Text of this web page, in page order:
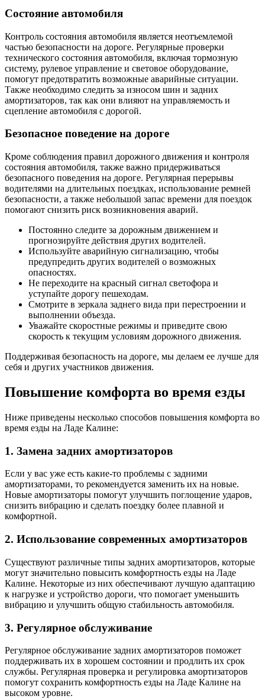
Состояние автомобиля
Контроль состояния автомобиля является неотъемлемой
частью безопасности на дороге. Регулярные проверки
технического состояния автомобиля, включая тормозную
систему, рулевое управление и световое оборудование,
помогут предотвратить возможные аварийные ситуации.
Также необходимо следить за износом шин и задних
амортизаторов, так как они влияют на управляемость и
сцепление автомобиля с дорогой.
Безопасное поведение на дороге
Кроме соблюдения правил дорожного движения и контроля
состояния автомобиля, также важно придерживаться
безопасного поведения на дороге. Регулярная перерывы
водителями на длительных поездках, использование ремней
безопасности, а также небольшой запас времени для поездок
помогают снизить риск возникновения аварий.
Постоянно следите за дорожным движением и
прогнозируйте действия других водителей.
Используйте аварийную сигнализацию, чтобы
предупредить других водителей о возможных
опасностях.
Не переходите на красный сигнал светофора и
уступайте дорогу пешеходам.
Смотрите в зеркала заднего вида при перестроении и
выполнении объезда.
Уважайте скоростные режимы и приведите свою
скорость к текущим условиям дорожного движения.
Поддерживая безопасность на дороге, мы делаем ее лучше для
себя и других участников движения.
Повышение комфорта во время езды
Ниже приведены несколько способов повышения комфорта во
время езды на Ладе Калине:
1. Замена задних амортизаторов
Если у вас уже есть какие-то проблемы с задними
амортизаторами, то рекомендуется заменить их на новые.
Новые амортизаторы помогут улучшить поглощение ударов,
снизить вибрацию и сделать поездку более плавной и
комфортной.
2. Использование современных амортизаторов
Существуют различные типы задних амортизаторов, которые
могут значительно повысить комфортность езды на Ладе
Калине. Некоторые из них обеспечивают лучшую адаптацию
к нагрузке и устройство дороги, что помогает уменьшить
вибрацию и улучшить общую стабильность автомобиля.
3. Регулярное обслуживание
Регулярное обслуживание задних амортизаторов поможет
поддерживать их в хорошем состоянии и продлить их срок
службы. Регулярная проверка и регулировка амортизаторов
помогут сохранить комфортность езды на Ладе Калине на
высоком уровне.